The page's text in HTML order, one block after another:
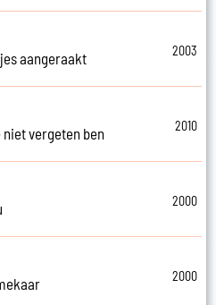
aangeraakt
2003
vergeten ben
2010
2000
2000